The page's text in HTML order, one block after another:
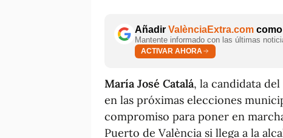
Añadir ValènciaExtra.com
Mantente informado con las últimas
ACTIVAR AHORA
María José Catalá, la candidata
en las próximas elecciones
compromiso para poner en
Puerto de València si llega a la